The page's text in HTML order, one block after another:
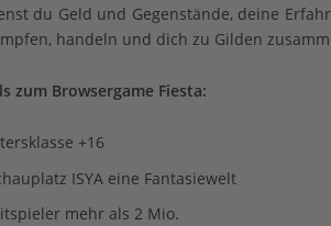
du Geld und Gegenstände, deine
handeln und dich zu Gilden
zum Browsergame Fiesta:
+16
ISYA eine Fantasiewelt
mehr als 2 Mio.